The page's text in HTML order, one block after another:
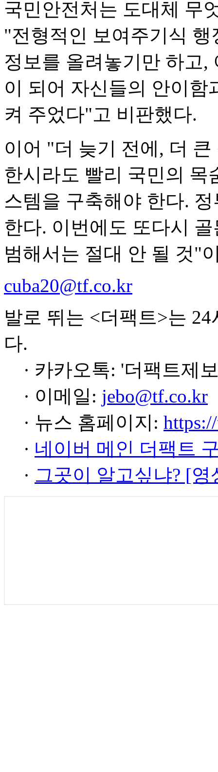
국민안전처는 도대체 무
"전형적인 보여주기식
정보를 올려놓기만 하고,
이 되어 자신들의 안이함
켜 주었다"고 비판했다.
이어 "더 늦기 전에, 더
한시라도 빨리 국민의 목
스템을 구축해야 한다.
한다. 이번에도 또다시
범해서는 절대 안 될 것"
cuba20@tf.co.kr
발로 뛰는 <더팩트>는
다.
· 카카오톡: '더팩트제
· 이메일: jebo@tf.co.kr
· 뉴스 홈페이지:
· 네이버 메인 더팩트
· 그곳이 알고싶냐? [